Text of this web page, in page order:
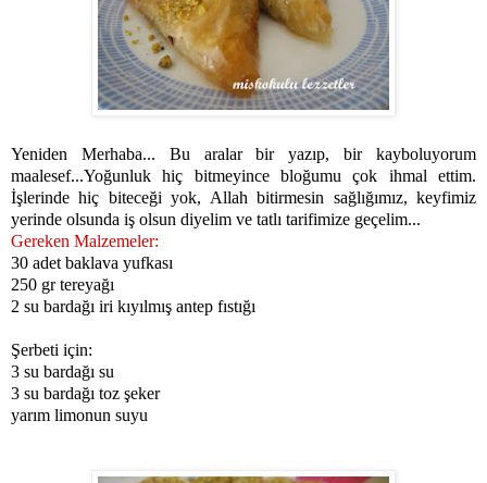
Yeniden Merhaba... Bu aralar bir yazıp, bir kayboluyorum
maalesef...Yoğunluk hiç bitmeyince bloğumu çok ihmal ettim.
İşlerinde hiç biteceği yok, Allah bitirmesin sağlığımız, keyfimiz
yerinde olsunda iş olsun diyelim ve tatlı tarifimize geçelim...
Gereken Malzemeler:
30 adet baklava yufkası
250 gr tereyağı
2 su bardağı iri kıyılmış antep fıstığı
Şerbeti için:
3 su bardağı su
3 su bardağı toz şeker
yarım limonun suyu